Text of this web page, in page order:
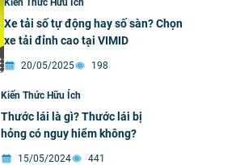
Kiến Thức Hữu Ích
Xe tải số tự động hay số sàn? Chọn
xe tải đỉnh cao tại VIMID
20/05/2025 198
Kiến Thức Hữu Ích
Thước lái là gì? Thước lái bị
hỏng có nguy hiểm không?
15/05/2024 441